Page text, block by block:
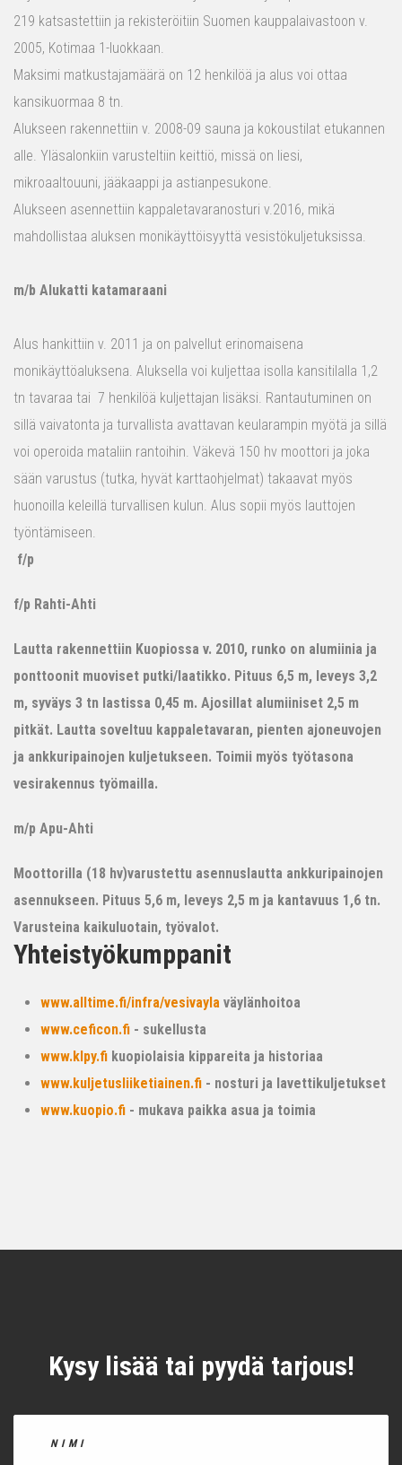
219 katsastettiin ja rekisteröitiin Suomen kauppalaivastoon v.
2005, Kotimaa 1-luokkaan.
Maksimi matkustajamäärä on 12 henkilöä ja alus voi ottaa
kansikuormaa 8 tn.
Alukseen rakennettiin v. 2008-09 sauna ja kokoustilat etukannen
alle. Yläsalonkiin varusteltiin keittiö, missä on liesi,
mikroaaltouuni, jääkaappi ja astianpesukone.
Alukseen asennettiin kappaletavaranosturi v.2016, mikä
mahdollistaa aluksen monikäyttöisyyttä vesistökuljetuksissa.
m/b Alukatti katamaraani
Alus hankittiin v. 2011 ja on palvellut erinomaisena
monikäyttöaluksena. Aluksella voi kuljettaa isolla kansitilalla 1,2
tn tavaraa tai 7 henkilöä kuljettajan lisäksi. Rantautuminen on
sillä vaivatonta ja turvallista avattavan keularampin myötä ja sillä
voi operoida mataliin rantoihin. Väkevä 150 hv moottori ja joka
sään varustus (tutka, hyvät karttaohjelmat) takaavat myös
huonoilla keleillä turvallisen kulun. Alus sopii myös lauttojen
työntämiseen.
f/p
f/p Rahti-Ahti
Lautta rakennettiin Kuopiossa v. 2010, runko on alumiinia ja
ponttoonit muoviset putki/laatikko. Pituus 6,5 m, leveys 3,2
m, syväys 3 tn lastissa 0,45 m. Ajosillat alumiiniset 2,5 m
pitkät. Lautta soveltuu kappaletavaran, pienten ajoneuvojen
ja ankkuripainojen kuljetukseen. Toimii myös työtasona
vesirakennus työmailla.
m/p Apu-Ahti
Moottorilla (18 hv)varustettu asennuslautta ankkuripainojen
asennukseen. Pituus 5,6 m, leveys 2,5 m ja kantavuus 1,6 tn.
Varusteina kaikuluotain, työvalot.
Yhteistyökumppanit
www.alltime.fi/infra/vesivayla väylänhoitoa
www.ceficon.fi - sukellusta
www.klpy.fi kuopiolaisia kippareita ja historiaa
www.kuljetusliiketiainen.fi - nosturi ja lavettikuljetukset
www.kuopio.fi - mukava paikka asua ja toimia
Kysy lisää tai pyydä tarjous!